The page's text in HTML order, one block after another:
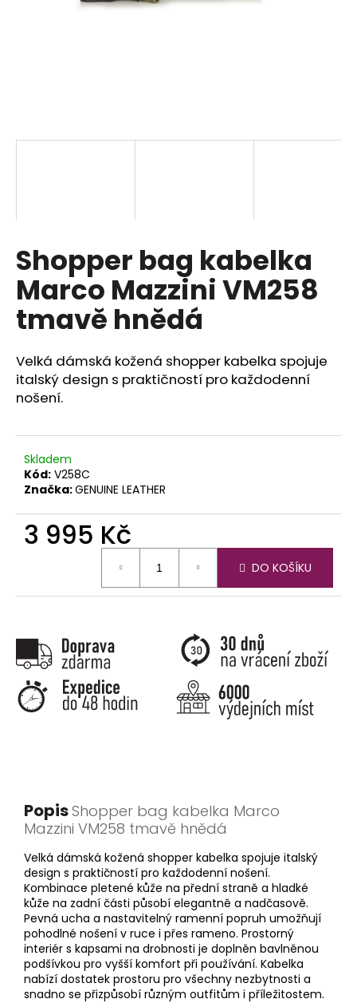
Shopper bag kabelka
Marco Mazzini VM258
tmavě hnědá
Velká dámská kožená shopper kabelka spojuje
italský design s praktičností pro každodenní
nošení.
Skladem
Kód: V258C
Značka:GENUINE LEATHER
3 995 Kč
DO KOŠÍKU
PopisShopper bag kabelka Marco
Mazzini VM258 tmavě hnědá
Velká dámská kožená shopper kabelka spojuje italský
design s praktičností pro každodenní nošení.
Kombinace pletené kůže na přední straně a hladké
kůže na zadní části působí elegantně a nadčasově.
Pevná ucha a nastavitelný ramenní popruh umožňují
pohodlné nošení v ruce i přes rameno. Prostorný
interiér s kapsami na drobnosti je doplněn bavlněnou
podšívkou pro vyšší komfort při používání. Kabelka
nabízí dostatek prostoru pro všechny nezbytnosti a
snadno se přizpůsobí různým outfitům i příležitostem.
D
o
p
o
r
č
u
j
m